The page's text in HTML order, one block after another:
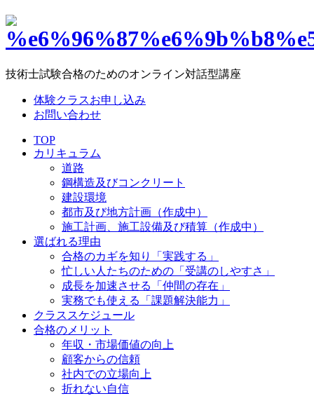
技術士試験合格のためのオンライン対話型講座
体験クラスお申し込み
お問い合わせ
TOP
カリキュラム
道路
鋼構造及びコンクリート
建設環境
都市及び地方計画（作成中）
施工計画、施工設備及び積算（作成中）
選ばれる理由
合格のカギを知り「実践する」
忙しい人たちのための「受講のしやすさ」
成長を加速させる「仲間の存在」
実務でも使える「課題解決能力」
クラススケジュール
合格のメリット
年収・市場価値の向上
顧客からの信頼
社内での立場向上
折れない自信